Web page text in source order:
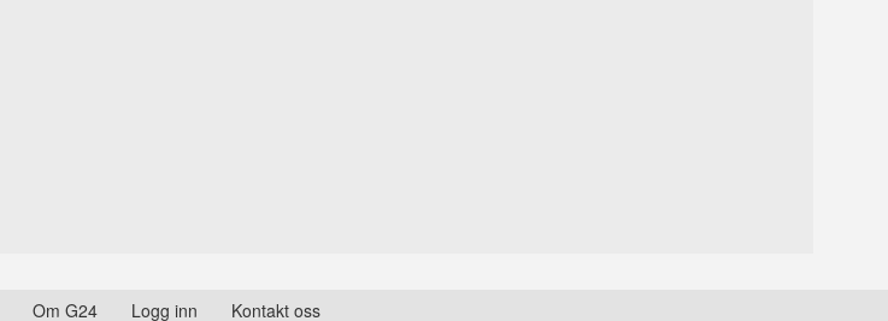
Om G24 Logg inn Kontakt oss